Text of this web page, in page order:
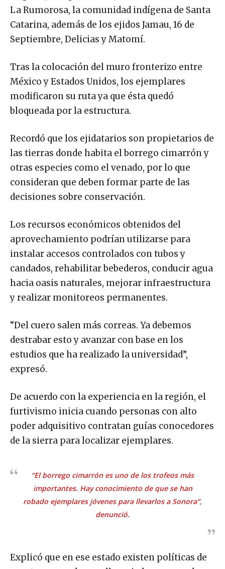
La Rumorosa, la comunidad indígena de Santa
Catarina, además de los ejidos Jamau, 16 de
Septiembre, Delicias y Matomí.
Tras la colocación del muro fronterizo entre
México y Estados Unidos, los ejemplares
modificaron su ruta ya que ésta quedó
bloqueada por la estructura.
Recordó que los ejidatarios son propietarios de
las tierras donde habita el borrego cimarrón y
otras especies como el venado, por lo que
consideran que deben formar parte de las
decisiones sobre conservación.
Los recursos económicos obtenidos del
aprovechamiento podrían utilizarse para
instalar accesos controlados con tubos y
candados, rehabilitar bebederos, conducir agua
hacia oasis naturales, mejorar infraestructura
y realizar monitoreos permanentes.
“Del cuero salen más correas. Ya debemos
destrabar esto y avanzar con base en los
estudios que ha realizado la universidad”,
expresó.
De acuerdo con la experiencia en la región, el
furtivismo inicia cuando personas con alto
poder adquisitivo contratan guías conocedores
de la sierra para localizar ejemplares.
“El borrego cimarrón es uno de los trofeos más
importantes. Hay conocimiento de que se han
robado ejemplares jóvenes para llevarlos a Sonora”,
denunció.
Explicó que en ese estado existen políticas de